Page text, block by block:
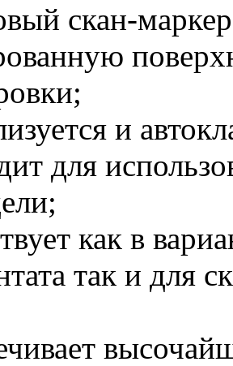
скан-
и
для
как в
так и для